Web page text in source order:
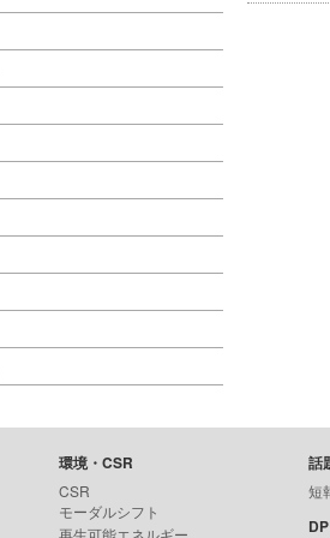
環境・CSR
CSR
モーダルシフト
再生可能エネルギー
話
短